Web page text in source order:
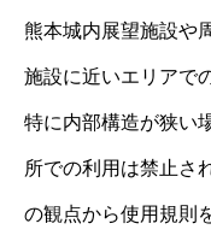
熊本城内展望施設や
施設に近いエリアで
特に内部構造が狭い
所での利用は禁止さ
の観点から使用規則